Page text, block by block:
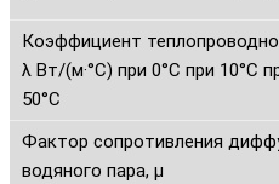
Коэффициент
λ Вт/(м·°С) при 0°С при 10°С
50°С
Фактор сопротивления
водяного пара, μ